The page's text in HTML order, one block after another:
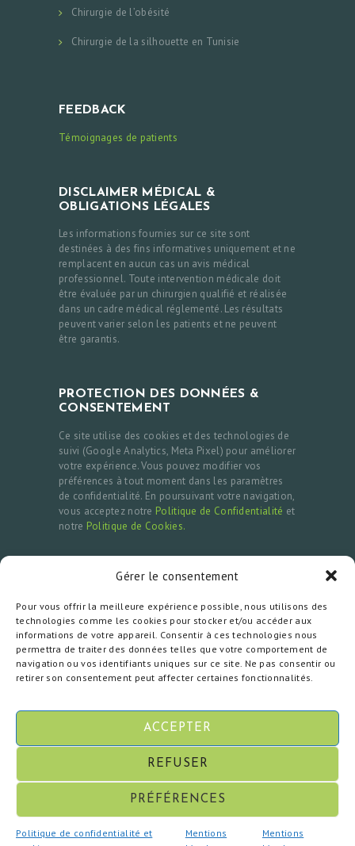
Gérer le consentement
Pour vous offrir la meilleure expérience possible, nous utilisons des
technologies comme les cookies pour stocker et/ou accéder aux
informations de votre appareil. Consentir à ces technologies nous
permettra de traiter des données telles que votre comportement de
navigation ou vos identifiants uniques sur ce site. Ne pas consentir ou
retirer son consentement peut affecter certaines fonctionnalités.
ACCEPTER
REFUSER
PRÉFÉRENCES
Politique de confidentialité et
Mentions
Mentions
Chirurgie de l’obésité
Chirurgie de la silhouette en Tunisie
FEEDBACK
Témoignages de patients
DISCLAIMER MÉDICAL &
OBLIGATIONS LÉGALES
Les informations fournies sur ce site sont
destinées à des fins informatives uniquement et ne
remplacent en aucun cas un avis médical
professionnel. Toute intervention médicale doit
être évaluée par un chirurgien qualifié et réalisée
dans un cadre médical réglementé. Les résultats
peuvent varier selon les patients et ne peuvent
être garantis.
PROTECTION DES DONNÉES &
CONSENTEMENT
Ce site utilise des cookies et des technologies de
suivi (Google Analytics, Meta Pixel) pour améliorer
votre expérience. Vous pouvez modifier vos
préférences à tout moment dans les paramètres
de confidentialité. En poursuivant votre navigation,
vous acceptez notre Politique de Confidentialité et
notre Politique de Cookies.
MENTIONS LÉGALES & CONTACTS
Doctour est une plateforme d’accompagnement
en tourisme médical et ne réalise aucun acte
médical. Pour toute question ou réclamation,
contactez-nous àcontact@doctour.eu ou
consultez nos Mentions Légales.
Politique de confidentialité